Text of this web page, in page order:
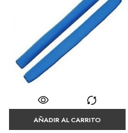
AÑADIR AL CARRITO